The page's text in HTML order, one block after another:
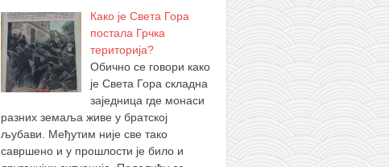
Како је Света Гора
постала Грчка
територија?
Обично се говори како
је Света Гора складна
заједница где монаси
разних земаља живе у братској
љубави. Међутим није све тако
савршено и у прошлости је било и